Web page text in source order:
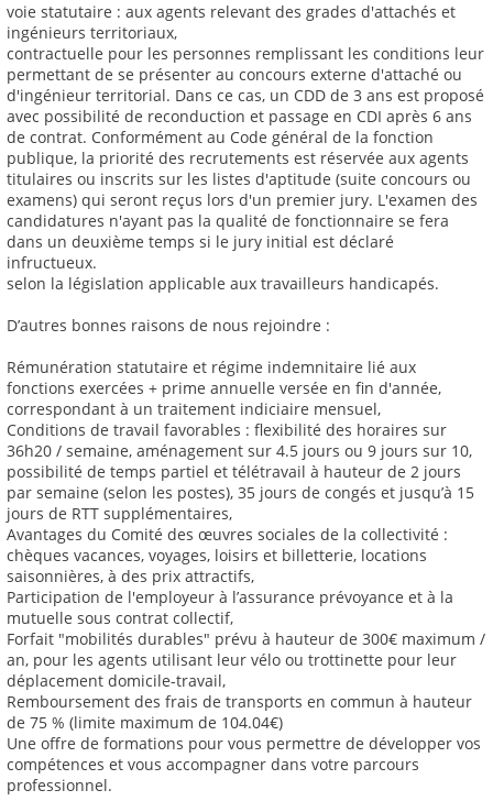
voie statutaire : aux agents relevant des grades d'attachés et
ingénieurs territoriaux,
contractuelle pour les personnes remplissant les conditions leur
permettant de se présenter au concours externe d'attaché ou
d'ingénieur territorial. Dans ce cas, un CDD de 3 ans est proposé
avec possibilité de reconduction et passage en CDI après 6 ans
de contrat. Conformément au Code général de la fonction
publique, la priorité des recrutements est réservée aux agents
titulaires ou inscrits sur les listes d'aptitude (suite concours ou
examens) qui seront reçus lors d'un premier jury. L'examen des
candidatures n'ayant pas la qualité de fonctionnaire se fera
dans un deuxième temps si le jury initial est déclaré
infructueux.
selon la législation applicable aux travailleurs handicapés.
D’autres bonnes raisons de nous rejoindre :
Rémunération statutaire et régime indemnitaire lié aux
fonctions exercées + prime annuelle versée en fin d'année,
correspondant à un traitement indiciaire mensuel,
Conditions de travail favorables : flexibilité des horaires sur
36h20 / semaine, aménagement sur 4.5 jours ou 9 jours sur 10,
possibilité de temps partiel et télétravail à hauteur de 2 jours
par semaine (selon les postes), 35 jours de congés et jusqu’à 15
jours de RTT supplémentaires,
Avantages du Comité des œuvres sociales de la collectivité :
chèques vacances, voyages, loisirs et billetterie, locations
saisonnières, à des prix attractifs,
Participation de l'employeur à l’assurance prévoyance et à la
mutuelle sous contrat collectif,
Forfait "mobilités durables" prévu à hauteur de 300€ maximum /
an, pour les agents utilisant leur vélo ou trottinette pour leur
déplacement domicile-travail,
Remboursement des frais de transports en commun à hauteur
de 75 % (limite maximum de 104.04€)
Une offre de formations pour vous permettre de développer vos
compétences et vous accompagner dans votre parcours
professionnel.